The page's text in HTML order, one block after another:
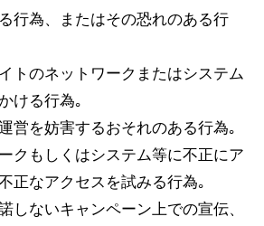
行為、またはその恐れのある行
トのネットワークまたはシステム
ける行為｡
営を妨害するおそれのある行為｡
クもしくはシステム等に不正にア
正なアクセスを試みる行為｡
しないキャンペーン上での宣伝、